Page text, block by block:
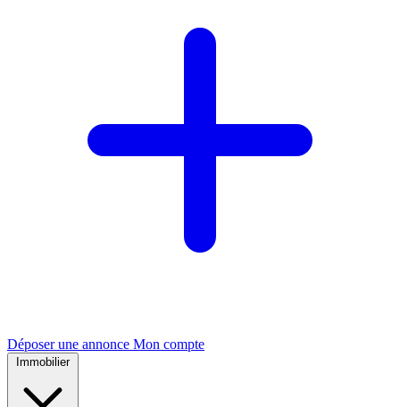
Déposer une annonce Mon compte
Immobilier